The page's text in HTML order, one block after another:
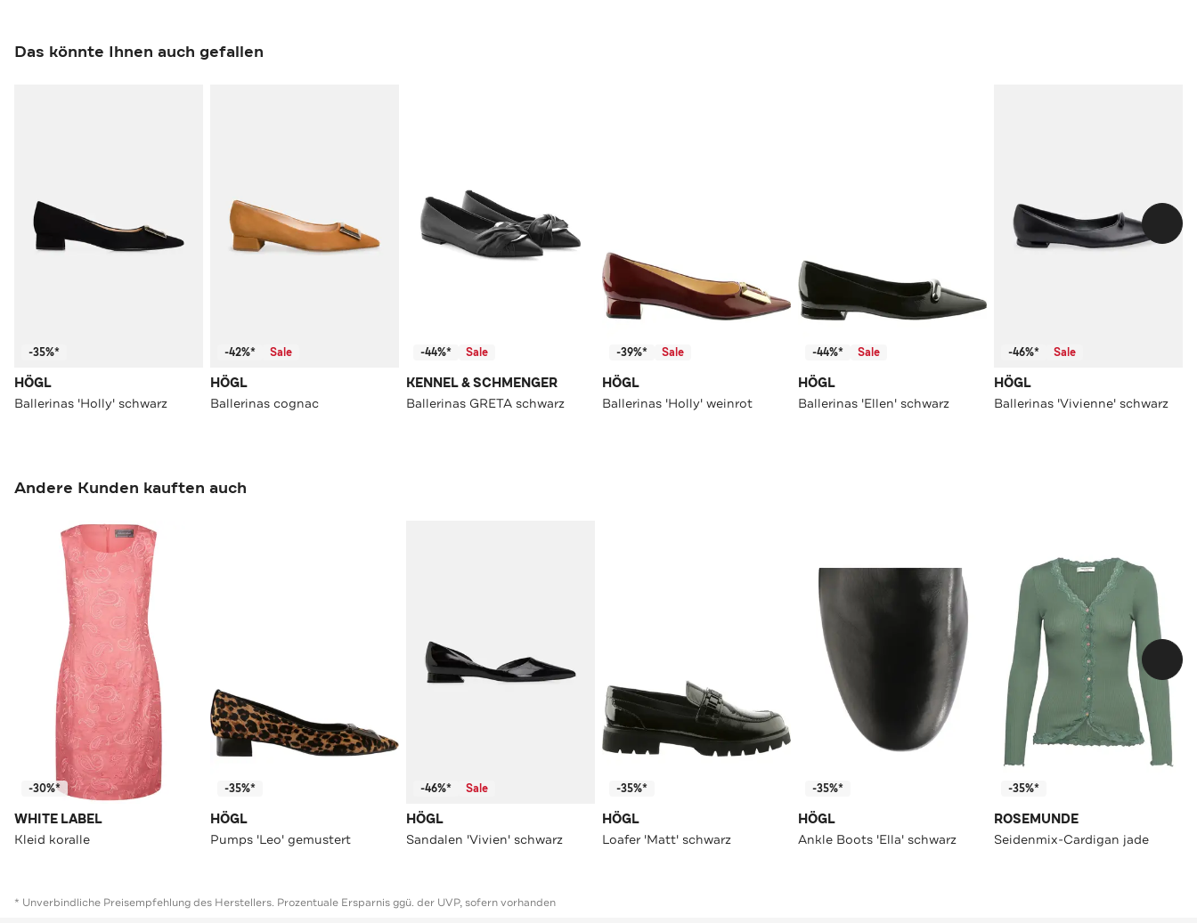
Das könnte Ihnen auch gefallen
-35%*
HÖGL
Ballerinas 'Holly' schwarz
-42%* Sale
HÖGL
Ballerinas cognac
-44%* Sale
KENNEL & SCHMENGER
Ballerinas GRETA schwarz
-39%* Sale
HÖGL
Ballerinas 'Holly' weinrot
-44%* Sale
HÖGL
Ballerinas 'Ellen' schwarz
-46%* Sale
HÖGL
Ballerinas 'Vivienne' schwarz
Andere Kunden kauften auch
-30%*
WHITE LABEL
Kleid koralle
-35%*
HÖGL
Pumps 'Leo' gemustert
-46%* Sale
HÖGL
Sandalen 'Vivien' schwarz
-35%*
HÖGL
Loafer 'Matt' schwarz
-35%*
HÖGL
Ankle Boots 'Ella' schwarz
-35%*
ROSEMUNDE
Seidenmix-Cardigan jade
* Unverbindliche Preisempfehlung des Herstellers. Prozentuale Ersparnis ggü. der UVP, sofern vorhanden